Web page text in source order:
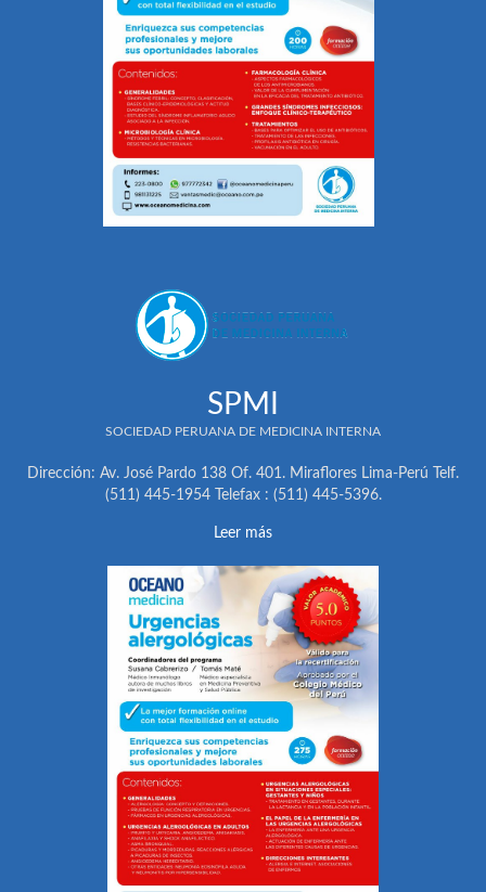
SPMI
SOCIEDAD PERUANA DE MEDICINA INTERNA
Dirección: Av. José Pardo 138 Of. 401. Miraflores Lima-Perú Telf.
(511) 445-1954 Telefax : (511) 445-5396.
Leer más